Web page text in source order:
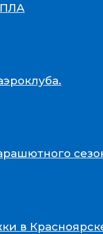
в